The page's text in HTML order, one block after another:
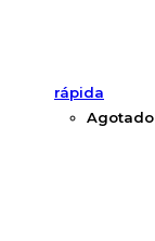
rápida
Agotado